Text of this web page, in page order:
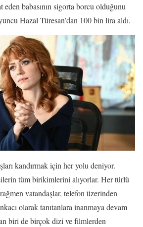
babasının sigorta borcu olduğunu
Hazal Türesan’dan 100 bin lira aldı.
kandırmak için her yolu deniyor.
tüm birikimlerini alıyorlar. Her türlü
rağmen vatandaşlar, telefon üzerinden
olarak tanıtanlara inanmaya devam
biri de birçok dizi ve filmlerden